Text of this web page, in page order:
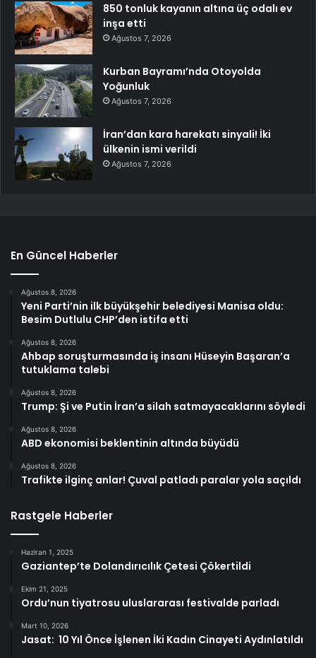
850 tonluk kayanın altına üç odalı ev
inşa etti
Ağustos 7, 2026
Kurban Bayramı’nda Otoyolda
Yoğunluk
Ağustos 7, 2026
İran’dan kara harekatı sinyali! İki
ülkenin ismi verildi
Ağustos 7, 2026
En Güncel Haberler
Ağustos 8, 2026
Yeni Parti’nin ilk büyükşehir belediyesi Manisa oldu:
Besim Dutlulu CHP’den istifa etti
Ağustos 8, 2026
Ahbap soruşturmasında iş insanı Hüseyin Başaran’a
tutuklama talebi
Ağustos 8, 2026
Trump: Şi ve Putin İran’a silah satmayacaklarını söyledi
Ağustos 8, 2026
ABD ekonomisi beklentinin altında büyüdü
Ağustos 8, 2026
Trafikte ilginç anlar! Çuval patladı paralar yola saçıldı
Rastgele Haberler
Haziran 1, 2025
Gaziantep’te Dolandırıcılık Çetesi Çökertildi
Ekim 21, 2025
Ordu’nun tiyatrosu uluslararası festivalde parladı
Mart 10, 2026
Jasat: 10 Yıl Önce İşlenen İki Kadın Cinayeti Aydınlatıldı